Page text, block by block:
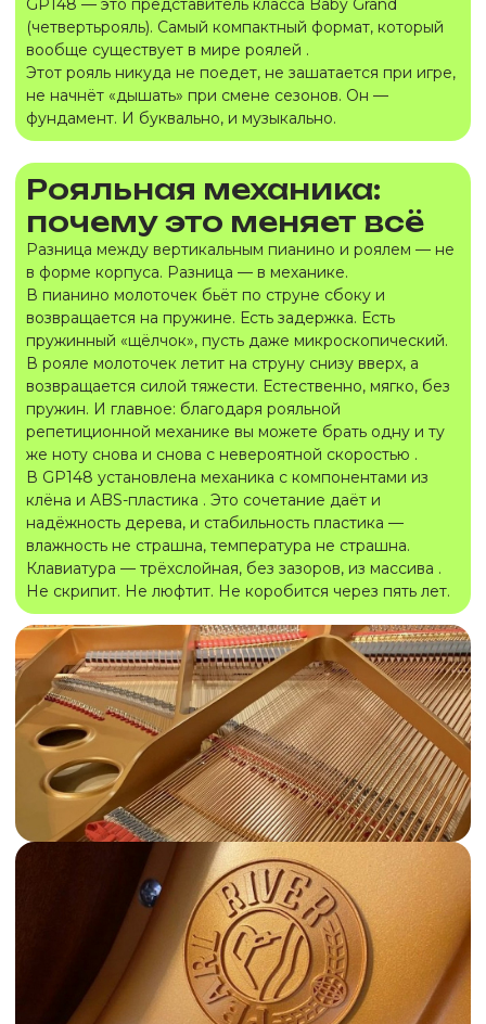
GP148 — это представитель класса Baby Grand
(четвертьрояль). Самый компактный формат, который
вообще существует в мире роялей .
Этот рояль никуда не поедет, не зашатается при игре,
не начнёт «дышать» при смене сезонов. Он —
фундамент. И буквально, и музыкально.
Рояльная механика:
почему это меняет всё
Разница между вертикальным пианино и роялем — не
в форме корпуса. Разница — в механике.
В пианино молоточек бьёт по струне сбоку и
возвращается на пружине. Есть задержка. Есть
пружинный «щёлчок», пусть даже микроскопический.
В рояле молоточек летит на струну снизу вверх, а
возвращается силой тяжести. Естественно, мягко, без
пружин. И главное: благодаря рояльной
репетиционной механике вы можете брать одну и ту
же ноту снова и снова с невероятной скоростью .
В GP148 установлена механика с компонентами из
клёна и ABS-пластика . Это сочетание даёт и
надёжность дерева, и стабильность пластика —
влажность не страшна, температура не страшна.
Клавиатура — трёхслойная, без зазоров, из массива .
Не скрипит. Не люфтит. Не коробится через пять лет.